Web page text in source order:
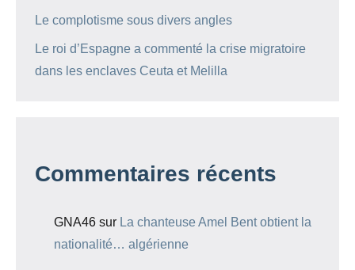
Le complotisme sous divers angles
Le roi d’Espagne a commenté la crise migratoire
dans les enclaves Ceuta et Melilla
Commentaires récents
GNA46 sur La chanteuse Amel Bent obtient la
nationalité… algérienne